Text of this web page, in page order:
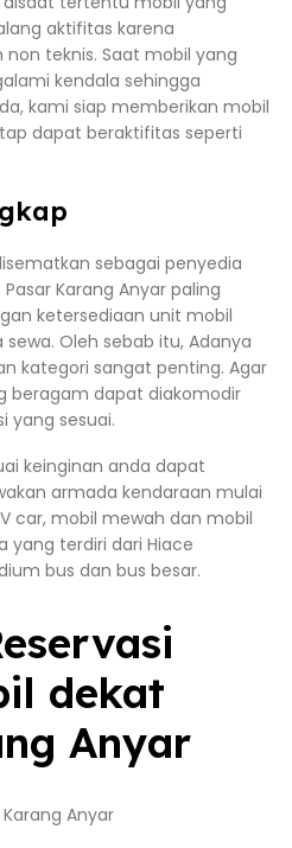
aktifitas karena
teknis. Saat mobil yang
kendala sehingga
kami siap memberikan mobil
dapat beraktifitas seperti
sebagai penyedia
Karang Anyar paling
ketersediaan unit mobil
Oleh sebab itu, Adanya
kategori sangat penting. Agar
beragam dapat diakomodir
yang sesuai.
keinginan anda dapat
armada kendaraan mulai
car, mobil mewah dan mobil
yang terdiri dari Hiace
bus dan bus besar.
dekat
Anyar